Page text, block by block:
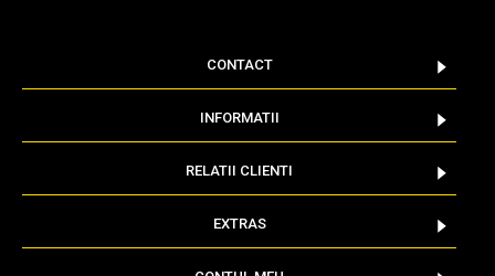
CONTACT
INFORMATII
RELATII CLIENTI
EXTRAS